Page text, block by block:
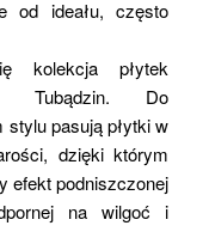
od ideału, często
kolekcja płytek
Tubądzin. Do
stylu pasują płytki w
dzięki którym
efekt podniszczonej
na wilgoć i